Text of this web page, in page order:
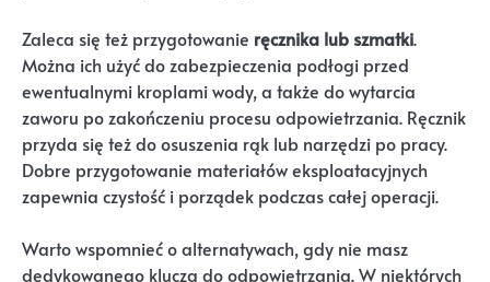
Zaleca się też przygotowanie ręcznika lub szmatki.
Można ich użyć do zabezpieczenia podłogi przed
ewentualnymi kroplami wody, a także do wytarcia
zaworu po zakończeniu procesu odpowietrzania. Ręcznik
przyda się też do osuszenia rąk lub narzędzi po pracy.
Dobre przygotowanie materiałów eksploatacyjnych
zapewnia czystość i porządek podczas całej operacji.
Warto wspomnieć o alternatywach, gdy nie masz
dedykowanego klucza do odpowietrzania. W niektórych